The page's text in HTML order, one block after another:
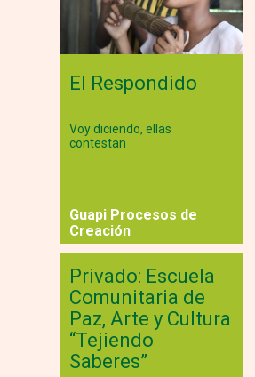
El Respondido
Voy diciendo, ellas
contestan
Guapi Procesos de
Creación
Privado: Escuela
Comunitaria de
Paz, Arte y Cultura
“Tejiendo
Saberes”